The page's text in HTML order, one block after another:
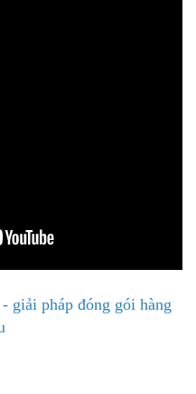
giải pháp đóng gói hàng